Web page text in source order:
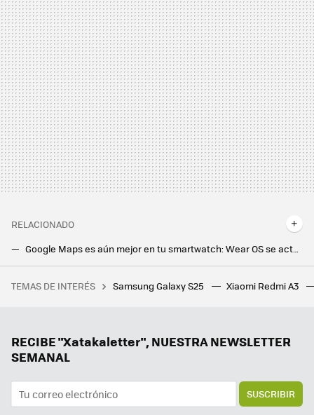
RELACIONADO
Google Maps es aún mejor en tu smartwatch: Wear OS se actualiza con rutas en transporte público
Cinco ajustes que le hago a mi Galaxy Watch para ahorrar batería
Imagina faltar un día al rodaje de Breaking Bad y que los guionistas terminen creando uno de los personajes más carismáticos de la serie en tu ausencia
TEMAS DE INTERÉS Samsung Galaxy S25 Xiaomi Redmi A3
RECIBE "Xatakaletter", NUESTRA NEWSLETTER
SEMANAL
SUSCRIBIR